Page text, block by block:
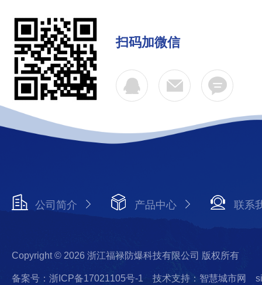
扫码加微信
公司简介 产品中心 联系
Copyright © 2026 浙江福禄防爆科技有限公司 版权所有
备案号：浙ICP备17021105号-1 技术支持：智慧城市网